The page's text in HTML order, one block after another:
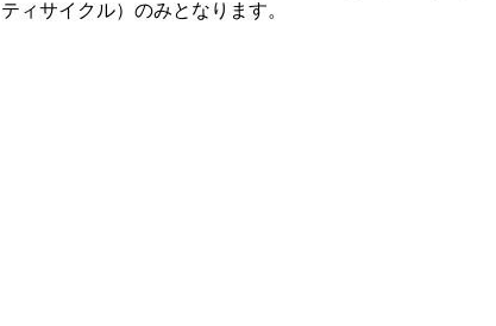
ティサイクル）のみとなります。